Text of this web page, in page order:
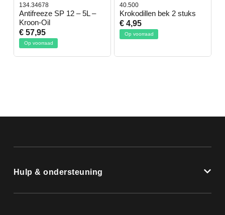
134.34678
Antifreeze SP 12 – 5L –
Kroon-Oil
€ 57,95
Op voorraad
40.500
Krokodillen bek 2 stuks
€ 4,95
Op voorraad
Hulp & ondersteuning